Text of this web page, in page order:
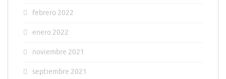
febrero 2022
enero 2022
noviembre 2021
septiembre 2021